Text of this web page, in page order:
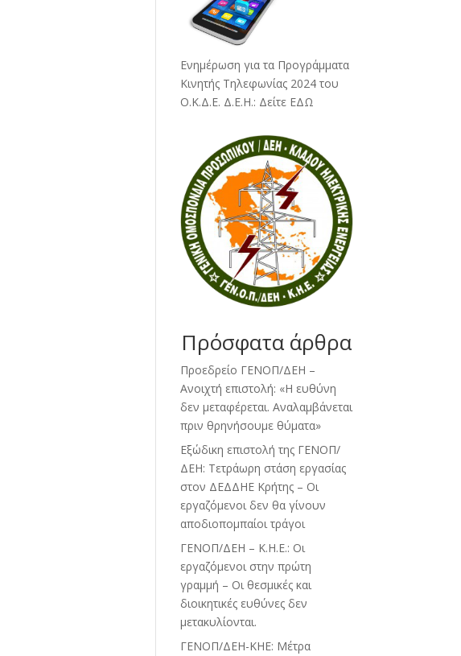
Ενημέρωση για τα Προγράμματα
Κινητής Τηλεφωνίας 2024 του
Ο.Κ.Δ.Ε. Δ.Ε.Η.: Δείτε ΕΔΩ
Πρόσφατα άρθρα
Προεδρείο ΓΕΝΟΠ/ΔΕΗ –
Ανοιχτή επιστολή: «Η ευθύνη
δεν μεταφέρεται. Αναλαμβάνεται
πριν θρηνήσουμε θύματα»
Εξώδικη επιστολή της ΓΕΝΟΠ/
ΔΕΗ: Τετράωρη στάση εργασίας
στον ΔΕΔΔΗΕ Κρήτης – Οι
εργαζόμενοι δεν θα γίνουν
αποδιοπομπαίοι τράγοι
ΓΕΝΟΠ/ΔΕΗ – Κ.Η.Ε.: Οι
εργαζόμενοι στην πρώτη
γραμμή – Οι θεσμικές και
διοικητικές ευθύνες δεν
μετακυλίονται.
ΓΕΝΟΠ/ΔΕΗ-ΚΗΕ: Μέτρα